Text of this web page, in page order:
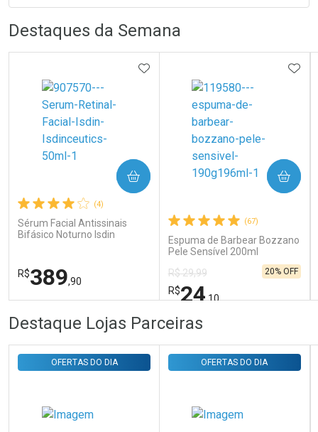
Laboratório
Comprar sem Desconto
Por R$ 31,35/cada
Por Menos
Comprar sem Desconto
Por R$ 31,35/cada
Destaques da Semana
(4)
Sérum Facial Antissinais
Bifásico Noturno Isdin
R$389,90
ADICIONAR AOS FAVORITOS
COMPRAR
FECHAR
Laboratório
FECHAR
Por Menos
(67)
Espuma de Barbear Bozzano
Pele Sensível 200ml
R$ 29,99
R$24,10
20% OFF
COMPRAR
Por Menos
Destaque Lojas Parceiras
OFERTAS DO DIA OFERTAS DO DIA